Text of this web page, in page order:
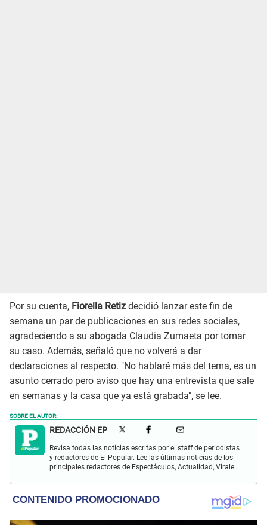
Por su cuenta, Fiorella Retiz decidió lanzar este fin de
semana un par de publicaciones en sus redes sociales,
agradeciendo a su abogada Claudia Zumaeta por tomar
su caso. Además, señaló que no volverá a dar
declaraciones al respecto. "No hablaré más del tema, es un
asunto cerrado pero aviso que hay una entrevista que sale
en semanas y la casa que ya está grabada", se lee.
SOBRE EL AUTOR:
REDACCIÓN EP
Revisa todas las noticias escritas por el staff de periodistas
y redactores de El Popular. Lee las últimas noticias de los
principales redactores de Espectáculos, Actualidad, Virales,